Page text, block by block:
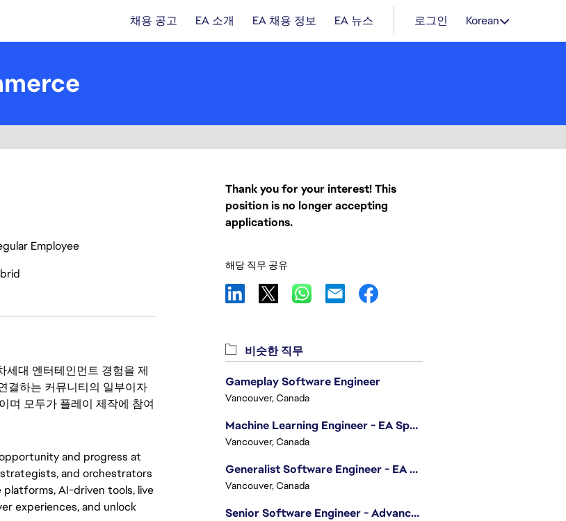
채용 공고 EA 소개 EA 채용 정보 EA 뉴스 로그인 Korean
Employee
대 엔터테인먼트 경험을 제
결하는 커뮤니티의 일부이자
며 모두가 플레이 제작에 참여
and progress at
and orchestrators
AI-driven tools, live
experiences, and unlock
Thank you for your interest! This
position is no longer accepting
applications.
해당 직무 공유
비슷한 직무
Gameplay Software Engineer
Vancouver, Canada
Machine Learning Engineer - EA Sports FC
Vancouver, Canada
Generalist Software Engineer - EA Sports FC
Vancouver, Canada
Senior Software Engineer - Advanced Technology Group